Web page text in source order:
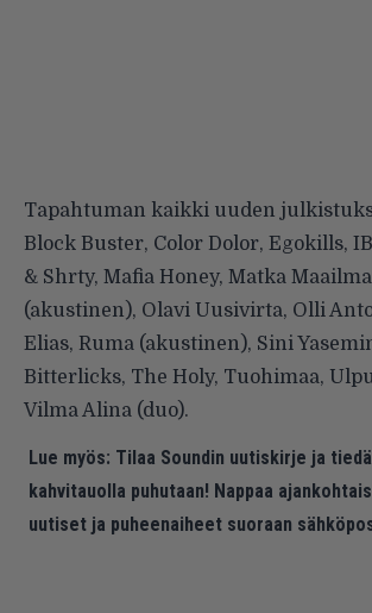
Tapahtuman kaikki uuden
Block Buster, Color Dolor, Egokills,
& Shrty, Mafia Honey, Matka
(akustinen), Olavi Uusivirta, Olli
Elias, Ruma (akustinen), Sini
Bitterlicks, The Holy, Tuohimaa,
Vilma Alina (duo).
Lue myös: Tilaa Soundin uutiskirje ja
kahvitauolla puhutaan! Nappaa
uutiset ja puheenaiheet suoraan